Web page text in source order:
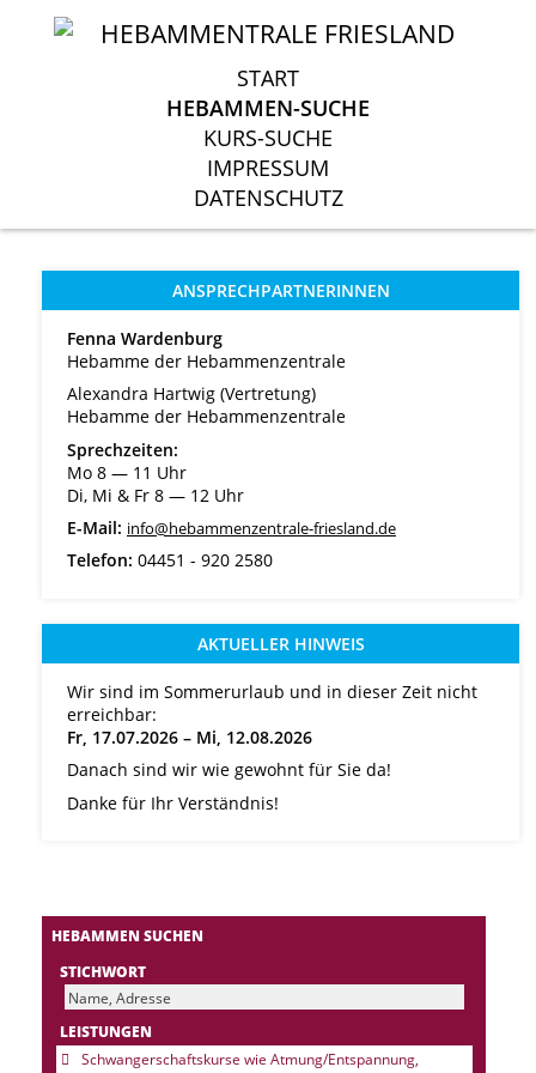
START
HEBAMMEN-SUCHE
KURS-SUCHE
IMPRESSUM
DATENSCHUTZ
START
HEBAMMEN-SUCHE
KURS-SUCHE
IMPRESSUM
DATENSCHUTZ
ANSPRECHPARTNERINNEN
Fenna Wardenburg
Hebamme der Hebammenzentrale
Alexandra Hartwig (Vertretung)
Hebamme der Hebammenzentrale
Sprechzeiten:
Mo 8 ― 11 Uhr
Di, Mi & Fr 8 ― 12 Uhr
E-Mail: info@hebammenzentrale-friesland.de
Telefon: 04451 - 920 2580
AKTUELLER HINWEIS
Wir sind im Sommerurlaub und in dieser Zeit nicht
erreichbar:
Fr, 17.07.2026 – Mi, 12.08.2026
Danach sind wir wie gewohnt für Sie da!
Danke für Ihr Verständnis!
HEBAMMEN SUCHEN
STICHWORT
LEISTUNGEN
Schwangerschaftskurse wie Atmung/Entspannung,